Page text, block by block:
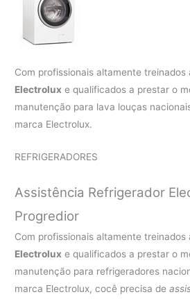
Com profissionais altamente
Electrolux e qualificados a prestar o
manutenção para lava louças
marca Electrolux.
REFRIGERADORES
Assistência Refrigerador
Progredior
Com profissionais altamente
Electrolux e qualificados a prestar o
manutenção para refrigeradores
marca Electrolux, cocê precisa de